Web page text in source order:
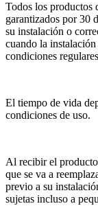
Todos los productos
garantizados por 30
su instalación o
cuando la
condiciones
El tiempo de vida
condiciones de uso.
Al recibir el
que se va a
previo a su
sujetas incluso a